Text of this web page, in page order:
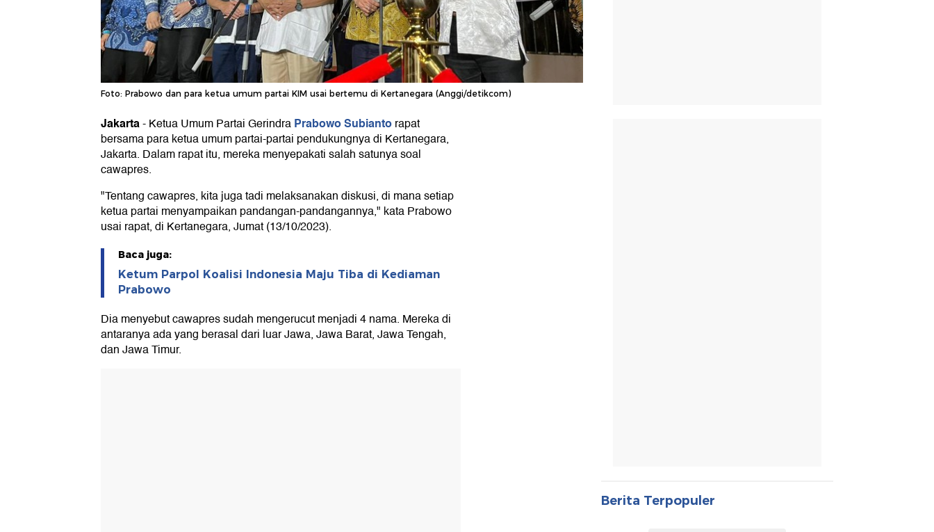
Foto: Prabowo dan para ketua umum partai KIM usai bertemu di Kertanegara (Anggi/detikcom)
Jakarta-Ketua Umum Partai GerindraPrabowo Subiantorapat
bersama para ketua umum partai-partai pendukungnya di Kertanegara,
Jakarta. Dalam rapat itu, mereka menyepakati salah satunya soal
cawapres.
"Tentang cawapres, kita juga tadi melaksanakan diskusi, di mana setiap
ketua partai menyampaikan pandangan-pandangannya," kata Prabowo
usai rapat, di Kertanegara, Jumat (13/10/2023).
Baca juga:
Ketum Parpol Koalisi Indonesia Maju Tiba di Kediaman
Prabowo
Dia menyebut cawapres sudah mengerucut menjadi 4 nama. Mereka di
antaranya ada yang berasal dari luar Jawa, Jawa Barat, Jawa Tengah,
dan Jawa Timur.
Berita Terpopuler